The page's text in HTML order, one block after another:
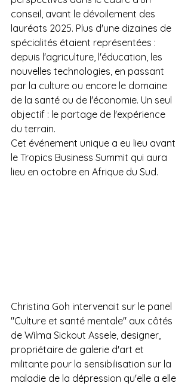
conseil, avant le dévoilement des
lauréats 2025. Plus d'une dizaines de
spécialités étaient représentées :
depuis l'agriculture, l'éducation, les
nouvelles technologies, en passant
par la culture ou encore le domaine
de la santé ou de l'économie. Un seul
objectif : le partage de l'expérience
du terrain.
Cet événement unique a eu lieu avant
le Tropics Business Summit qui aura
lieu en octobre en Afrique du Sud.
Christina Goh intervenait sur le panel
"Culture et santé mentale" aux côtés
de Wilma Sickout Assele, designer,
propriétaire de galerie d'art et
militante pour la sensibilisation sur la
maladie de la dépression qu'elle a elle